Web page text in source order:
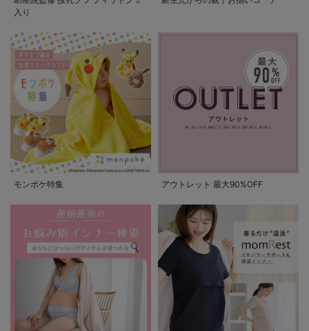
入り
モンポケ特集 アウトレット 最大90%OFF